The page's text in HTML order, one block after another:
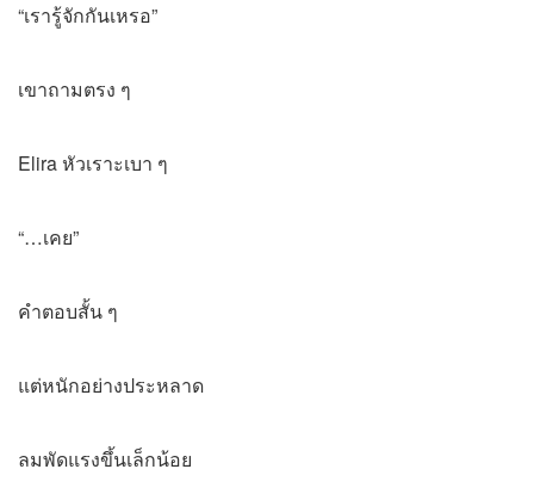
“เรารู้จักกันเหรอ”
เขาถามตรง ๆ
Elira หัวเราะเบา ๆ
“…เคย”
คำตอบสั้น ๆ
แต่หนักอย่างประหลาด
ลมพัดแรงขึ้นเล็กน้อย